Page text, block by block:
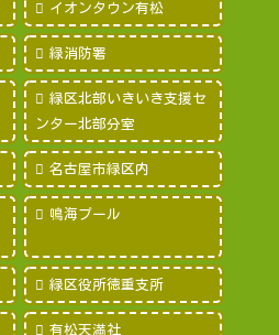
イオンタウン有松
緑消防署
緑区北部いきいき支援セ
ンター北部分室
名古屋市緑区内
鳴海プール
緑区役所徳重支所
有松天満社